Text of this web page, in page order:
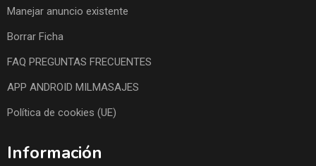
Manejar anuncio existente
Borrar Ficha
FAQ PREGUNTAS FRECUENTES
APP ANDROID MILMASAJES
Política de cookies (UE)
Información